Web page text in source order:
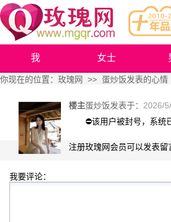
我 女士
你现在的位置： 玫瑰网 >> 蛋炒饭发表的心情
楼主蛋炒饭发表于： 2026/
⛔️该用户被封号，系统
注册玫瑰网会员可以发表留
我要评论：